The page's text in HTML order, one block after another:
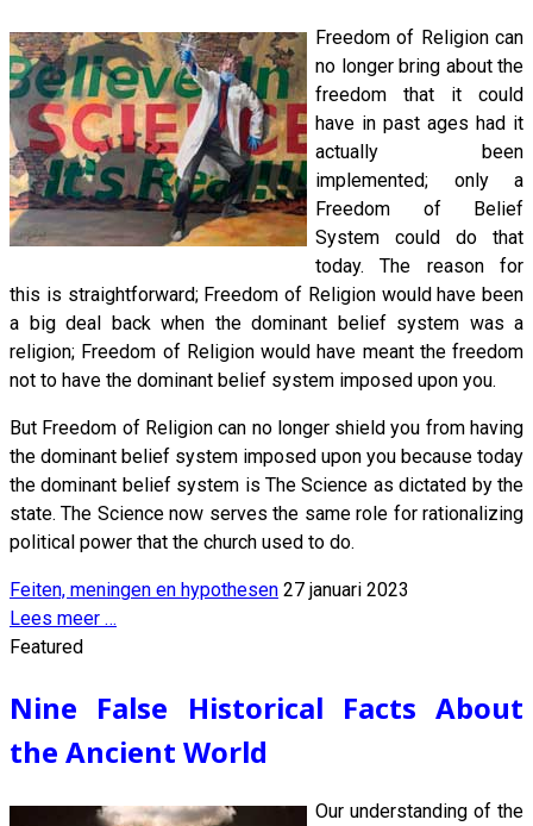
Freedom of Religion can
no longer bring about the
freedom that it could
have in past ages had it
actually been
implemented; only a
Freedom of Belief
System could do that
today. The reason for
this is straightforward; Freedom of Religion would have been
a big deal back when the dominant belief system was a
religion; Freedom of Religion would have meant the freedom
not to have the dominant belief system imposed upon you.
But Freedom of Religion can no longer shield you from having
the dominant belief system imposed upon you because today
the dominant belief system is The Science as dictated by the
state. The Science now serves the same role for rationalizing
political power that the church used to do.
Feiten, meningen en hypothesen 27 januari 2023
Lees meer …
Featured
Nine False Historical Facts About
the Ancient World
Our understanding of the